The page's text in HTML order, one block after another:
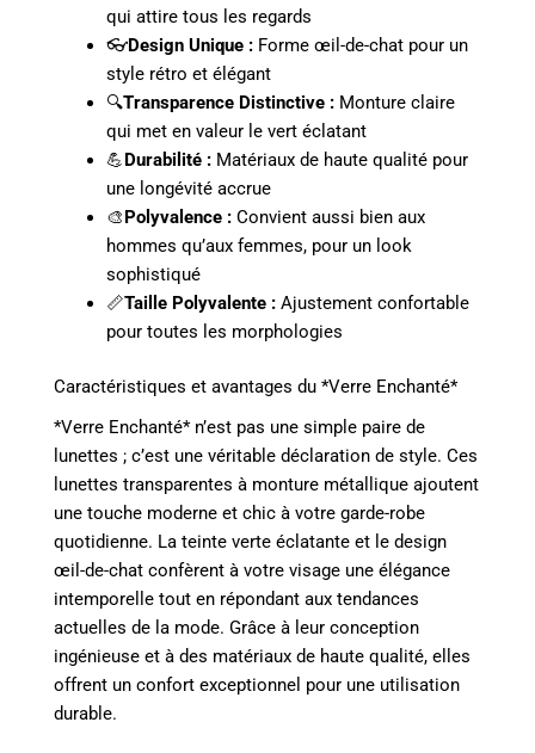
qui attire tous les regards
👓Design Unique :Forme œil-de-chat pour un
style rétro et élégant
🔍Transparence Distinctive :Monture claire
qui met en valeur le vert éclatant
💪Durabilité :Matériaux de haute qualité pour
une longévité accrue
🎨Polyvalence :Convient aussi bien aux
hommes qu’aux femmes, pour un look
sophistiqué
📏Taille Polyvalente :Ajustement confortable
pour toutes les morphologies
Caractéristiques et avantages du *Verre Enchanté*
*Verre Enchanté* n’est pas une simple paire de
lunettes ; c’est une véritable déclaration de style. Ces
lunettes transparentes à monture métallique ajoutent
une touche moderne et chic à votre garde-robe
quotidienne. La teinte verte éclatante et le design
œil-de-chat confèrent à votre visage une élégance
intemporelle tout en répondant aux tendances
actuelles de la mode. Grâce à leur conception
ingénieuse et à des matériaux de haute qualité, elles
offrent un confort exceptionnel pour une utilisation
durable.